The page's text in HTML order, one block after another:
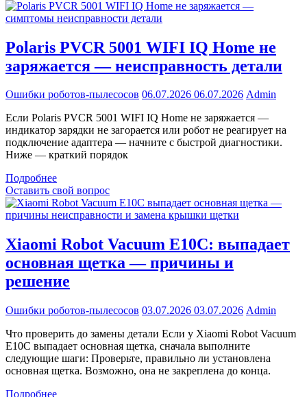
Polaris PVCR 5001 WIFI IQ Home не
заряжается — неисправность детали
Ошибки роботов-пылесосов 06.07.2026 06.07.2026 Admin
Если Polaris PVCR 5001 WIFI IQ Home не заряжается —
индикатор зарядки не загорается или робот не реагирует на
подключение адаптера — начните с быстрой диагностики.
Ниже — краткий порядок
Подробнее
Оставить свой вопрос
Xiaomi Robot Vacuum E10C: выпадает
основная щетка — причины и
решение
Ошибки роботов-пылесосов 03.07.2026 03.07.2026 Admin
Что проверить до замены детали Если у Xiaomi Robot Vacuum
E10C выпадает основная щетка, сначала выполните
следующие шаги: Проверьте, правильно ли установлена
основная щетка. Возможно, она не закреплена до конца.
Подробнее